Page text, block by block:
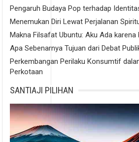
Pengaruh Budaya Pop terhadap
Menemukan Diri Lewat Perjalanan
Makna Filsafat Ubuntu: Aku Ada karena
Apa Sebenarnya Tujuan dari Debat
Perkembangan Perilaku Konsumtif
Perkotaan
SANTIAJI PILIHAN